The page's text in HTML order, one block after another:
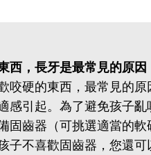
西，長牙是最常見的原因
咬硬的東西，最常見的原
感引起。為了避免孩子亂
固齒器（可挑選適當的軟
子不喜歡固齒器，您還可